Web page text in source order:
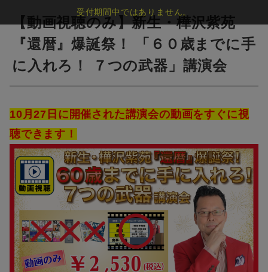
【動画視聴のみ】新生・樺沢紫苑
『還暦』爆誕祭！ 「６０歳までに手
に入れろ！ ７つの武器」講演会
10月27日に開催された講演会の動画をすぐに視
聴できます！
受付期間中ではありません。